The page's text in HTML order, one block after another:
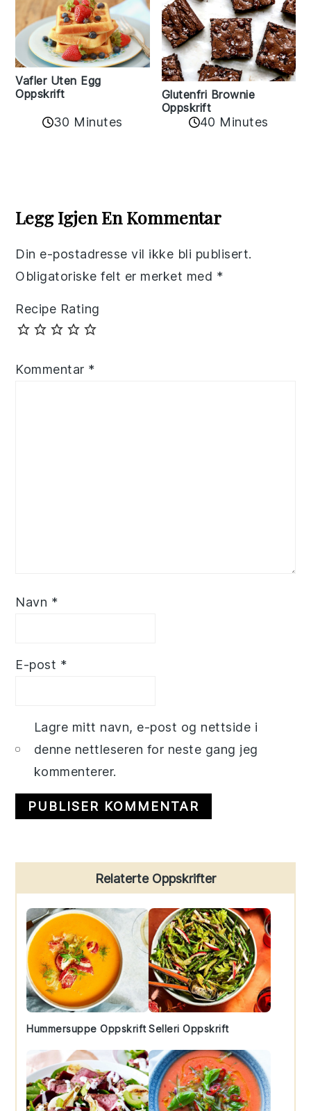
Vafler Uten Egg
Oppskrift
30 Minutes
Glutenfri Brownie
Oppskrift
40 Minutes
Interactions
Legg Igjen En Kommentar
Din e-postadresse vil ikke bli publisert.
Obligatoriske felt er merket med *
Recipe Rating
Kommentar *
Navn *
E-post *
Lagre mitt navn, e-post og nettside i
denne nettleseren for neste gang jeg
kommenterer.
Sidebar
Relaterte Oppskrifter
Hummersuppe OppskriftSelleri Oppskrift